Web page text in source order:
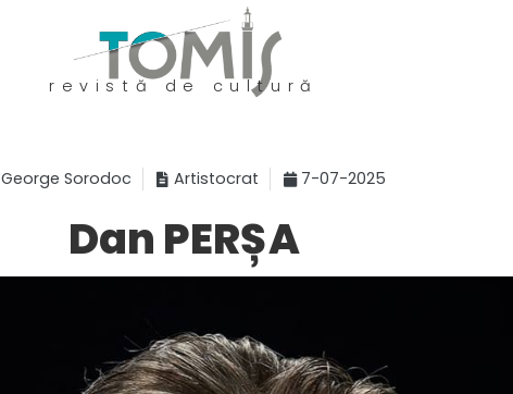
revistă de cultură
George Sorodoc Artistocrat 7-07-2025
Dan PERȘA